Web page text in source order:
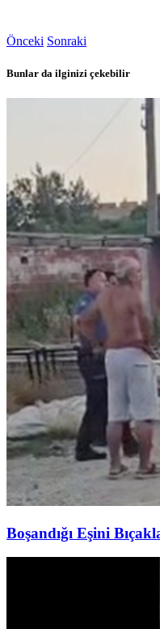
Önceki Sonraki
Bunlar da ilginizi çekebilir
Boşandığı Eşini